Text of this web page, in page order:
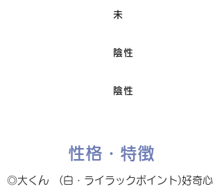
未
陰性
陰性
性格・特徴
◎大くん (白・ライラックポイント)好奇心